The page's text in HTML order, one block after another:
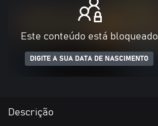
Este conteúdo está bloqueado
DIGITE A SUA DATA DE NASCIMENTO
Descrição